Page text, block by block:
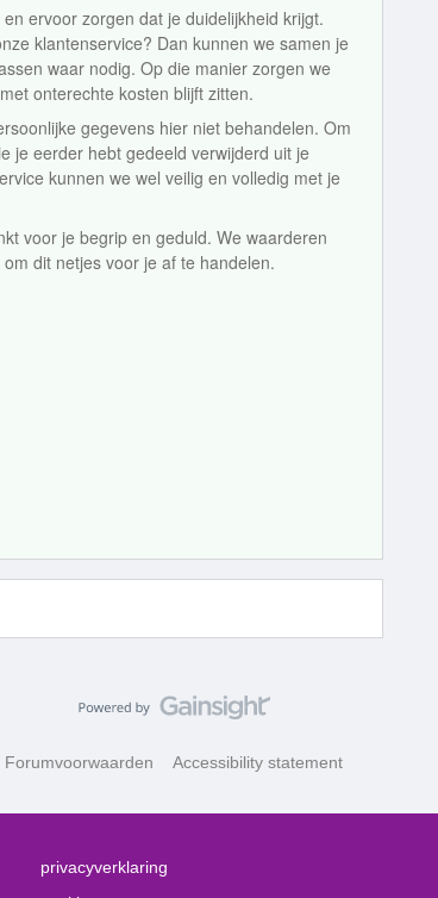
ervoor zorgen dat je duidelijkheid krijgt.
klantenservice? Dan kunnen we samen je
waar nodig. Op die manier zorgen we
onterechte kosten blijft zitten.
gegevens hier niet behandelen. Om
je eerder hebt gedeeld verwijderd uit je
kunnen we wel veilig en volledig met je
voor je begrip en geduld. We waarderen
dit netjes voor je af te handelen.
Forumvoorwaarden Accessibility statement
privacyverklaring